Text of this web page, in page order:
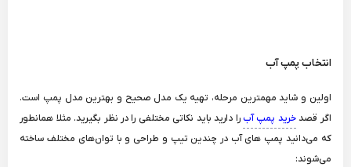
انتخاب پمپ آب
اولین و شاید مهمترین مرحله، تهیه یک مدل صحیح و بهترین مدل پمپ است.
اگر قصدخرید پمپ آبرا دارید باید نکاتی مختلفی را در نظر بگیرید. مثلا همانطور
که می‌دانید پمپ های آب در چندین تیپ و طراحی و با توان‌های مختلف ساخته
می‌شوند: